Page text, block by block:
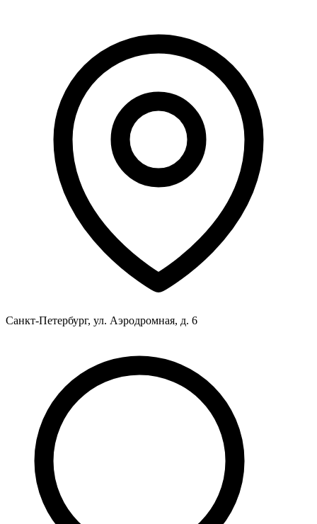
Санкт-Петербург, ул. Аэродромная, д. 6